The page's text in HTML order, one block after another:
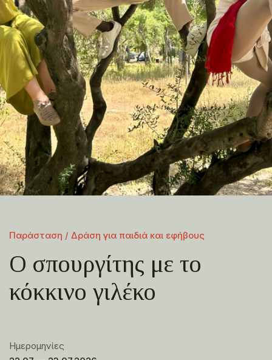
Παράσταση / Δράση για παιδιά και εφήβους
Ο σπουργίτης με το
κόκκινο γιλέκο
Ημερομηνίες